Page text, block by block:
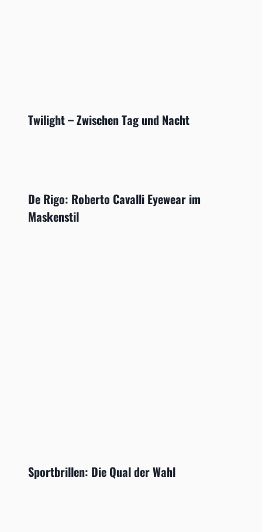
Twilight – Zwischen Tag und Nacht
De Rigo: Roberto Cavalli Eyewear im
Maskenstil
Sportbrillen: Die Qual der Wahl